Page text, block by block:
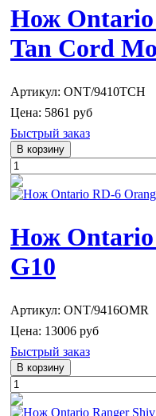
Нож Ontario
Tan Cord
Артикул: ONT/9410TCH
Цена: 5861 руб
Быстрый заказ
Нож Ontario
G10
Артикул: ONT/9416OMR
Цена: 13006 руб
Быстрый заказ